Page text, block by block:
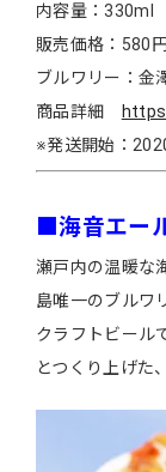
内容量：330ml
販売価格：580
ブルワリー：金
商品詳細
※発送開始：
■海音エー
瀬戸内の温暖な
島唯一のブルワ
クラフトビール
とつくり上げた